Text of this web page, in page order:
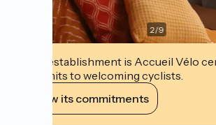
2/9
This establishment is Accueil Vélo
commits to welcoming cyclists.
View its commitments